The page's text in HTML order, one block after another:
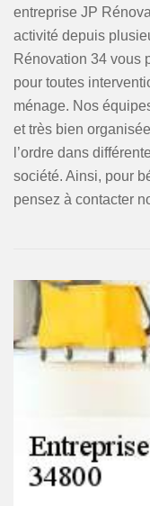
entreprise JP
activité depuis
Rénovation 34 vous
pour toutes
ménage. Nos
et très bien
l’ordre dans
société. Ainsi, pour
pensez à contacter